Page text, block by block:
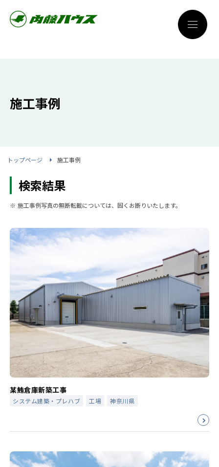
施工事例
トップページ 施工事例
検索結果
※ 施工事例写真の無断転載については、固くお断りいたします。
某鮪倉庫新築工事
システム建築・プレハブ 工場 神奈川県